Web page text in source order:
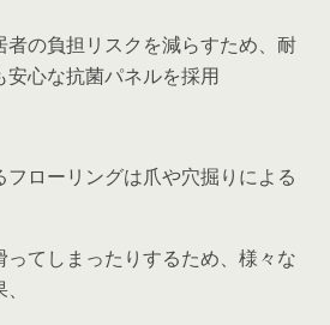
の負担リスクを減らすため、耐
心な抗菌パネルを採用
ローリングは爪や穴掘りによる
てしまったりするため、様々な